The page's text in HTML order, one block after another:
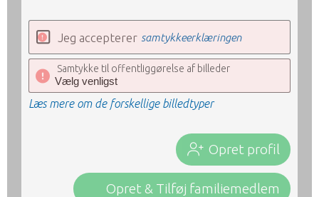
Jeg accepterer samtykkeerklæringen
Samtykke til offentliggørelse af billeder
Læs mere om de forskellige billedtyper
Opret profil
Opret & Tilføj familiemedlem